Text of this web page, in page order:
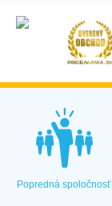
Popredná spoločnosť